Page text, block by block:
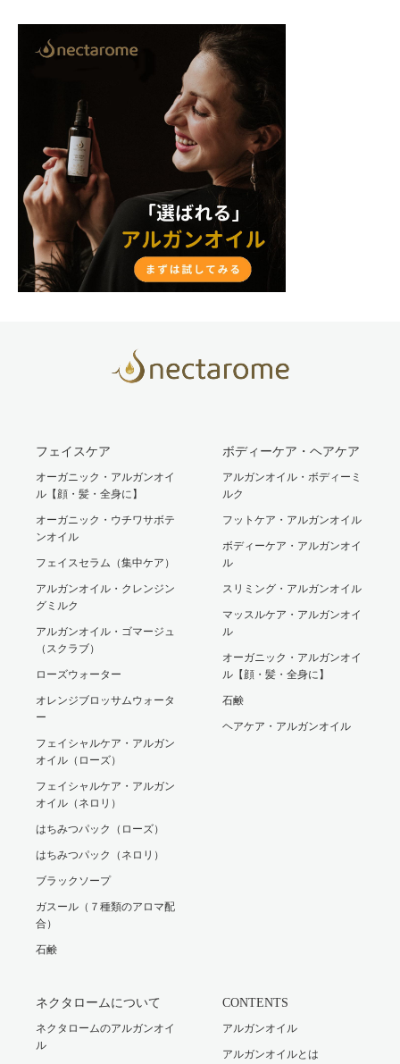
フェイスケア
オーガニック・アルガンオイ
ル【顔・髪・全身に】
オーガニック・ウチワサボテ
ンオイル
フェイスセラム（集中ケア）
アルガンオイル・クレンジン
グミルク
アルガンオイル・ゴマージュ
（スクラブ）
ローズウォーター
オレンジブロッサムウォータ
ー
フェイシャルケア・アルガン
オイル（ローズ）
フェイシャルケア・アルガン
オイル（ネロリ）
はちみつパック（ローズ）
はちみつパック（ネロリ）
ブラックソープ
ガスール（７種類のアロマ配
合）
石鹸
ボディーケア・ヘアケア
アルガンオイル・ボディーミ
ルク
フットケア・アルガンオイル
ボディーケア・アルガンオイ
ル
スリミング・アルガンオイル
マッスルケア・アルガンオイ
ル
オーガニック・アルガンオイ
ル【顔・髪・全身に】
石鹸
ヘアケア・アルガンオイル
ネクタロームについて
ネクタロームのアルガンオイ
ル
CONTENTS
アルガンオイル
アルガンオイルとは